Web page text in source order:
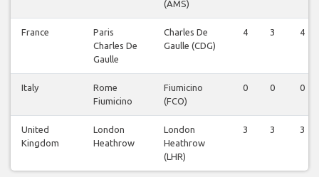
(AMS)
France
Paris
Charles De
Gaulle
Charles De
Gaulle (CDG)
4 3 4
Italy
Rome
Fiumicino
Fiumicino
(FCO)
0 0 0
United
Kingdom
London
Heathrow
London
Heathrow
(LHR)
3 3 3